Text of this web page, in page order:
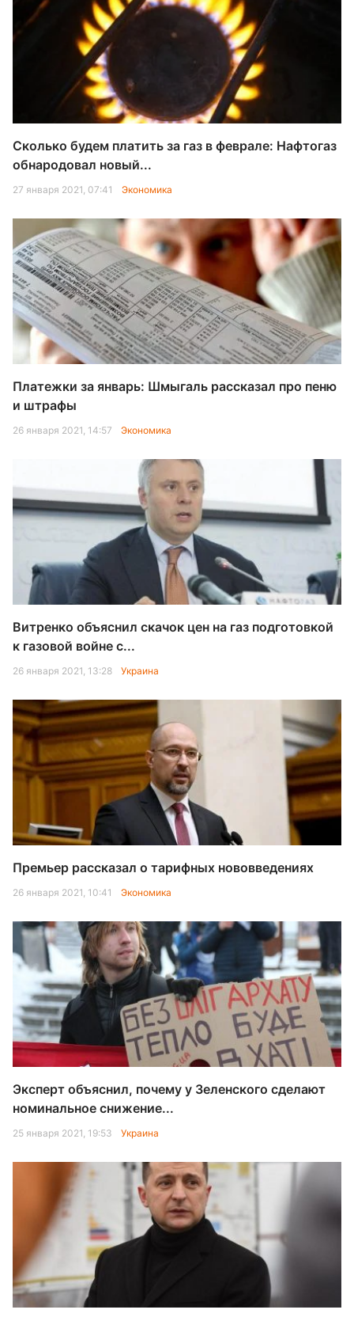
Сколько будем платить за газ в феврале: Нафтогаз
обнародовал новый...
27 января 2021, 07:41 Экономика
Платежки за январь: Шмыгаль рассказал про пеню
и штрафы
26 января 2021, 14:57 Экономика
Витренко объяснил скачок цен на газ подготовкой
к газовой войне с...
26 января 2021, 13:28 Украина
Премьер рассказал о тарифных нововведениях
26 января 2021, 10:41 Экономика
Эксперт объяснил, почему у Зеленского сделают
номинальное снижение...
25 января 2021, 19:53 Украина